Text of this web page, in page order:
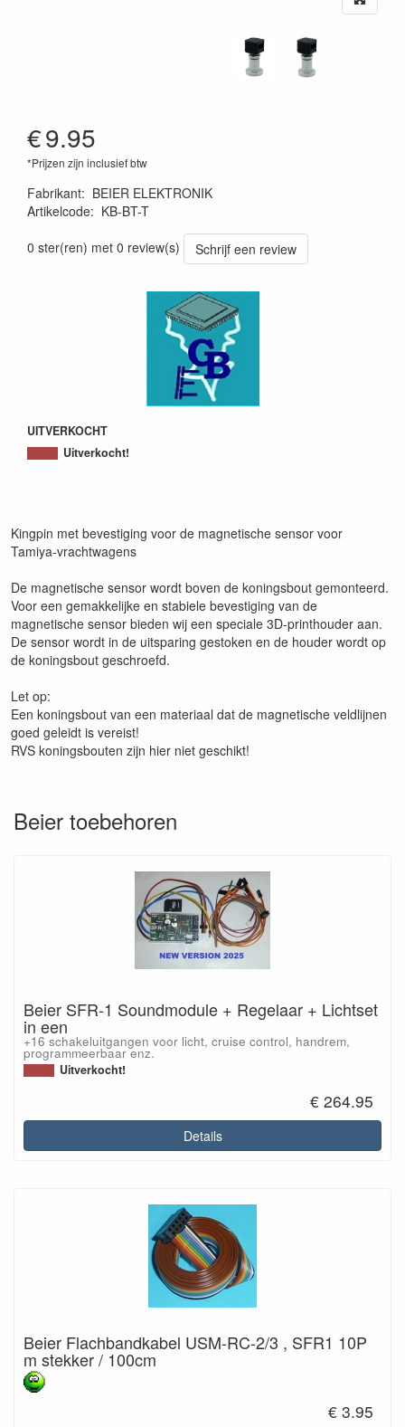
€9.95
*Prijzen zijn inclusief btw
Fabrikant: BEIER ELEKTRONIK
Artikelcode: KB-BT-T
0 ster(ren) met 0 review(s)
Schrijf een review
UITVERKOCHT
Uitverkocht!
Kingpin met bevestiging voor de magnetische sensor voor
Tamiya-vrachtwagens
De magnetische sensor wordt boven de koningsbout gemonteerd.
Voor een gemakkelijke en stabiele bevestiging van de
magnetische sensor bieden wij een speciale 3D-printhouder aan.
De sensor wordt in de uitsparing gestoken en de houder wordt op
de koningsbout geschroefd.
Let op:
Een koningsbout van een materiaal dat de magnetische veldlijnen
goed geleidt is vereist!
RVS koningsbouten zijn hier niet geschikt!
Beier toebehoren
Beier SFR-1 Soundmodule + Regelaar + Lichtset
in een
+16 schakeluitgangen voor licht, cruise control, handrem,
programmeerbaar enz.
Uitverkocht!
€ 264.95
Details
Beier Flachbandkabel USM-RC-2/3 , SFR1 10P
m stekker / 100cm
€ 3.95